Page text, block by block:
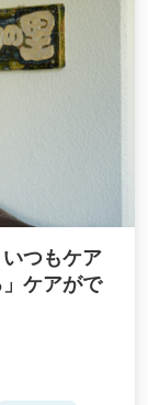
つもケア
ケアがで